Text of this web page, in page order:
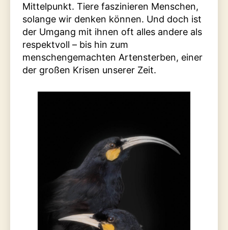
Mittelpunkt. Tiere faszinieren Menschen,
solange wir denken können. Und doch ist
der Umgang mit ihnen oft alles andere als
respektvoll – bis hin zum
menschengemachten Artensterben, einer
der großen Krisen unserer Zeit.